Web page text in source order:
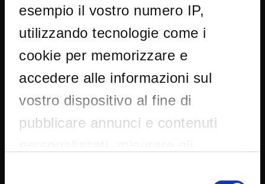
esempio il vostro numero IP,
utilizzando tecnologie come i
cookie per memorizzare e
accedere alle informazioni sul
vostro dispositivo al fine di
pubblicare annunci e contenuti
Gare di appalto
Atti di notifica
Note legali
Sponsorizzazioni e donazioni
Iniziative e convegni